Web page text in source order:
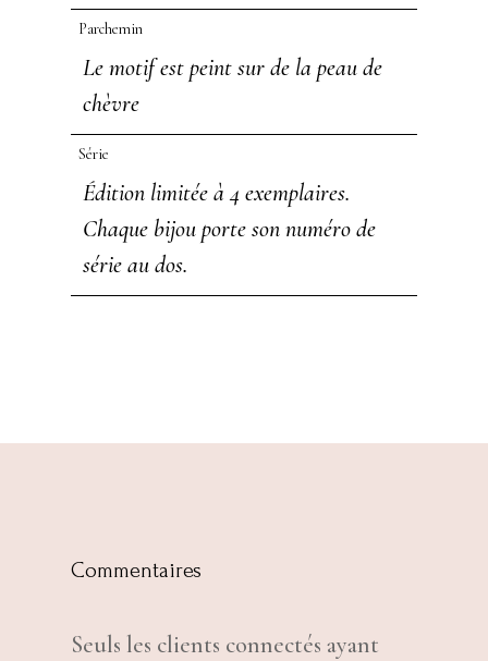
Parchemin
Le motif est peint sur de la peau de
chèvre
Série
Édition limitée à 4 exemplaires.
Chaque bijou porte son numéro de
série au dos.
Commentaires
Seuls les clients connectés ayant